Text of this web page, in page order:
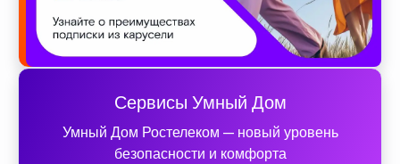
Сервисы Умный Дом
Умный Дом Ростелеком — новый уровень
безопасности и комфорта